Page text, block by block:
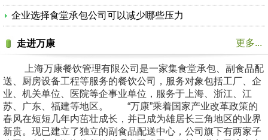
企业选择食堂承包公司可以减少哪些压力
更多...
走进万康
上海万康餐饮管理有限公司是一家集食堂承包、副食品配
送、厨房设备工程等服务的餐饮公司，服务对象包括工厂、企
业、机关单位、医院等企事业单位，服务于上海、浙江、江
苏、广东、福建等地区。 “万康”乘着国家产业改革政策的
春风在短短几年内茁壮成长，并已成为雄居长三角地区的业界
新贵。现已建立了独立的副食品配送中心，公司旗下有两家子